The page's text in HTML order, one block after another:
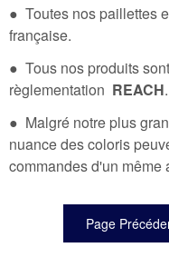
● Toutes nos paillettes
française.
● Tous nos produits
règlementation REACH.
● Malgré notre plus
nuance des coloris
commandes d'un même